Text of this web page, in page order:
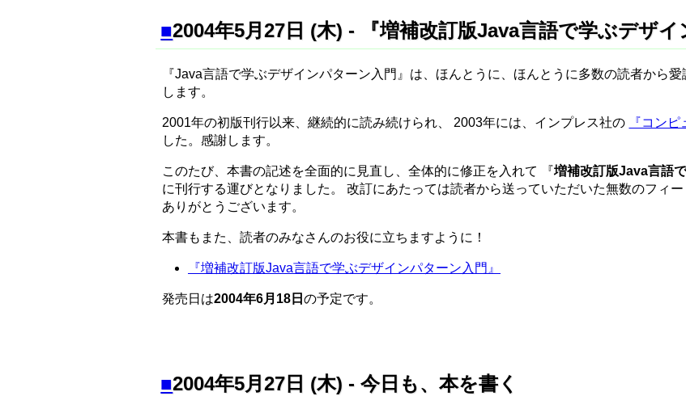
■2004年5月27日 (木) - 『増補改訂版Java言語で学ぶデザイ
『Java言語で学ぶデザインパターン入門』は、ほんとうに、ほんとうに多数の読者から
します。
2001年の初版刊行以来、継続的に読み続けられ、 2003年には、インプレス社の 『コン
した。感謝します。
このたび、本書の記述を全面的に見直し、全体的に修正を入れて 『増補改訂版Java言語
に刊行する運びとなりました。 改訂にあたっては読者から送っていただいた無数のフィ
ありがとうございます。
本書もまた、読者のみなさんのお役に立ちますように！
『増補改訂版Java言語で学ぶデザインパターン入門』
発売日は2004年6月18日の予定です。
■2004年5月27日 (木) - 今日も、本を書く